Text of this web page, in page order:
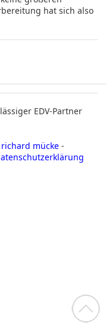
hat sich also
EDV-Partner
richard mücke -